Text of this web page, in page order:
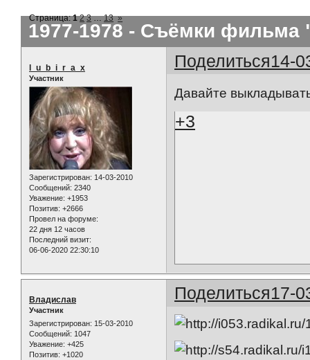
1977-1978 - Съёмки
Страница:1 2 3 … 13 »
Поделиться14-
l_u_b_i_r_a_x
Участник
Зарегистрирован: 14-03-2010
Сообщений: 2340
Уважение: +1953
Позитив: +2666
Провел на форуме:
22 дня 12 часов
Последний визит:
06-06-2020 22:30:10
Давайте
+3
Поделиться17-
Владислав
Участник
Зарегистрирован: 15-03-2010
Сообщений: 1047
Уважение: +425
Позитив: +1020